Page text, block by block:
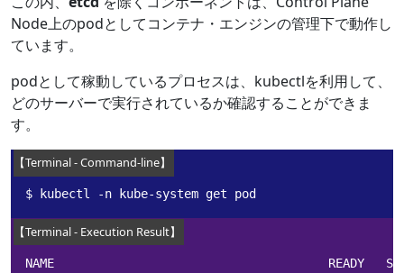
Node上のpodとしてコンテナ・エンジンの管理下で動作し
ています。
podとして稼動しているプロセスは、kubectlを利用して、
どのサーバーで実行されているか確認することができま
す。
$ kubectl -n kube-system get pod
NAME                                      READY   STATUS